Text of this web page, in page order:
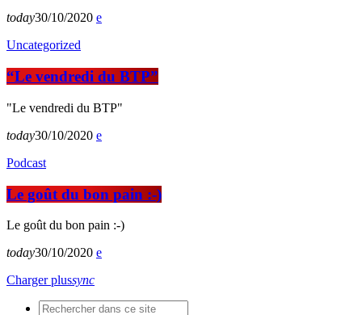
today30/10/2020
Uncategorized
“Le vendredi du BTP”
"Le vendredi du BTP"
today30/10/2020
Podcast
Le goût du bon pain :-)
Le goût du bon pain :-)
today30/10/2020
Charger plussync